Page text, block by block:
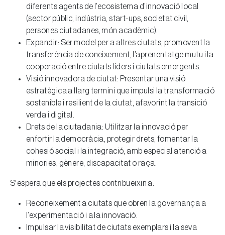
diferents agents de l’ecosistema d’innovació local
(sector públic, indústria, start-ups, societat civil,
persones ciutadanes, món acadèmic).
Expandir: Ser model per a altres ciutats, promovent la
transferència de coneixement, l’aprenentatge mutu i la
cooperació entre ciutats líders i ciutats emergents.
Visió innovadora de ciutat: Presentar una visió
estratègica a llarg termini que impulsi la transformació
sostenible i resilient de la ciutat, afavorint la transició
verda i digital.
Drets de la ciutadania: Utilitzar la innovació per
enfortir la democràcia, protegir drets, fomentar la
cohesió social i la integració, amb especial atenció a
minories, gènere, discapacitat o raça.
S'espera que els projectes contribueixin a:
Reconeixement a ciutats que obren la governança a
l’experimentació i a la innovació.
Impulsar la visibilitat de ciutats exemplars i la seva